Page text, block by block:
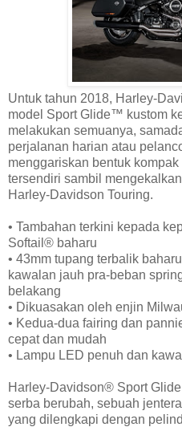
Untuk tahun 2018, Harley-
model Sport Glide™ kustom
melakukan semuanya,
perjalanan harian atau
menggariskan bentuk
tersendiri sambil
Harley-Davidson Touring.
• Tambahan terkini kepada
Softail® baharu
• 43mm tupang terbalik
kawalan jauh pra-beban
belakang
• Dikuasakan oleh enjin
• Kedua-dua fairing dan
cepat dan mudah
• Lampu LED penuh dan
Harley-Davidson® Sport
serba berubah, sebuah
yang dilengkapi dengan